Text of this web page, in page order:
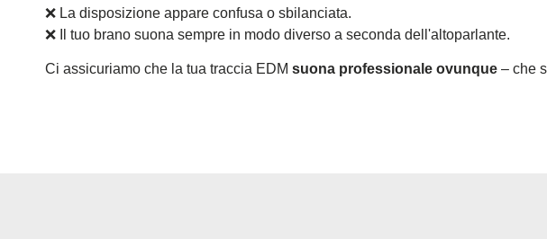
❌ La disposizione appare confusa o sbilanciata.
❌ Il tuo brano suona sempre in modo diverso a seconda dell'altoparlante.
Ci assicuriamo che la tua traccia EDM suona professionale ovunque – che